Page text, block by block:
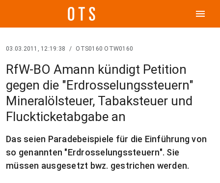
menu
03.03.2011, 12:19:38 / OTS0160 OTW0160
RfW-BO Amann kündigt Petition
gegen die "Erdrosselungssteuern"
Mineralölsteuer, Tabaksteuer und
Fluckticketabgabe an
Das seien Paradebeispiele für die Einführung von
so genannten "Erdrosselungssteuern". Sie
müssen ausgesetzt bwz. gestrichen werden.